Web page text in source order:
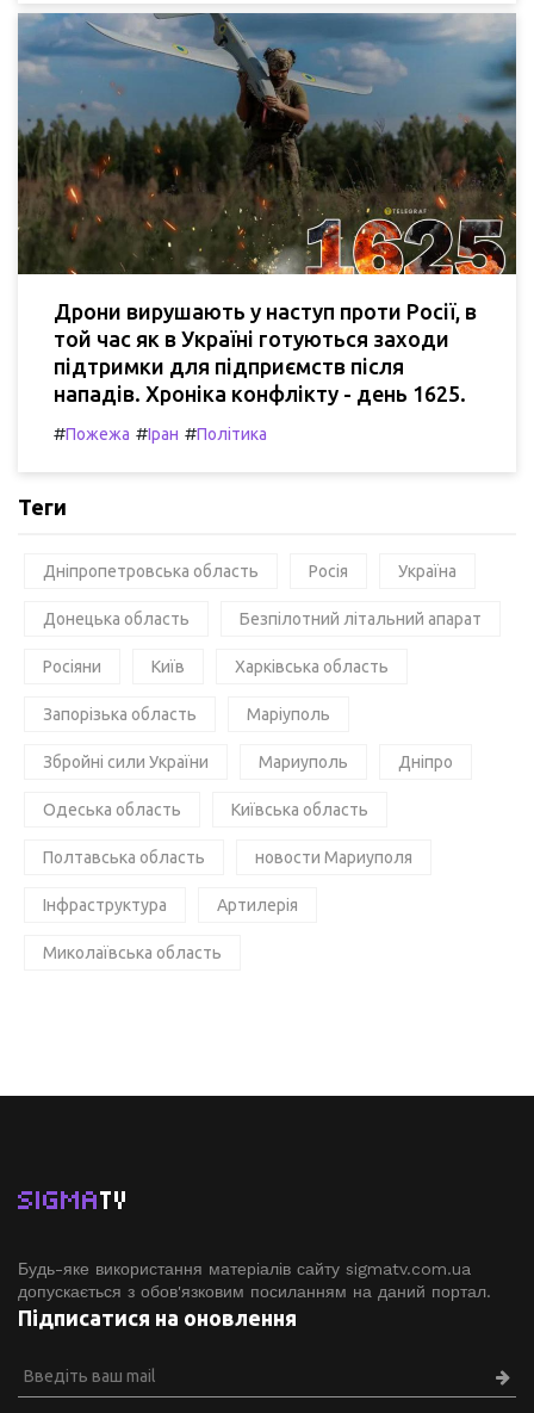
Дрони вирушають у наступ проти Росії, в
той час як в Україні готуються заходи
підтримки для підприємств після
нападів. Хроніка конфлікту - день 1625.
#Пожежа #Іран #Політика
Теги
Дніпропетровська область Росія Україна
Донецька область Безпілотний літальний апарат
Росіяни Київ Харківська область
Запорізька область Маріуполь
Збройні сили України Мариуполь Дніпро
Одеська область Київська область
Полтавська область новости Мариуполя
Інфраструктура Артилерія
Миколаївська область
SIGMATV
Будь-яке використання матеріалів сайту sigmatv.com.ua
допускається з обов'язковим посиланням на даний портал.
Підписатися на оновлення